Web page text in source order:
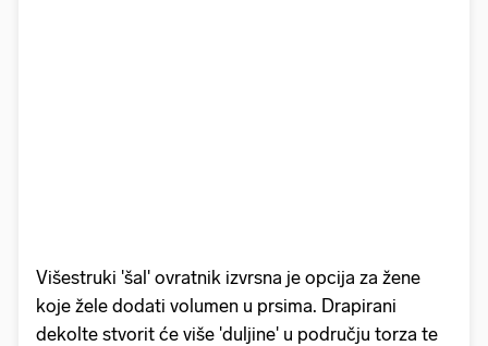
Višestruki 'šal' ovratnik izvrsna je opcija za žene
koje žele dodati volumen u prsima. Drapirani
dekolte stvorit će više 'duljine' u području torza te